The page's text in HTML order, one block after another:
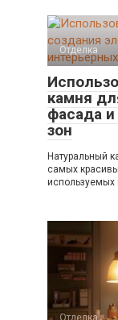
Отделка
камня
фасада
зон
Натуральный
самых
используемых
Отделка